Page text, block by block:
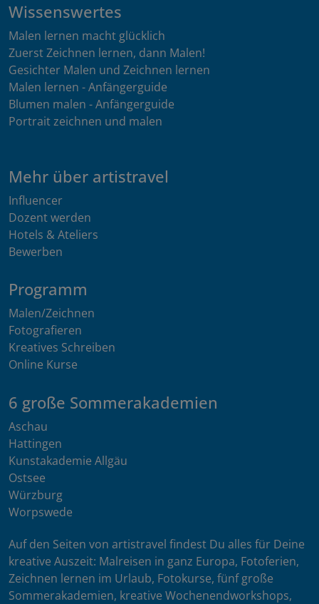
Wissenswertes
Malen lernen macht glücklich
Zuerst Zeichnen lernen, dann Malen!
Gesichter Malen und Zeichnen lernen
Malen lernen - Anfängerguide
Blumen malen - Anfängerguide
Portrait zeichnen und malen
Mehr über artistravel
Influencer
Dozent werden
Hotels & Ateliers
Bewerben
Programm
Malen/Zeichnen
Fotografieren
Kreatives Schreiben
Online Kurse
6 große Sommerakademien
Aschau
Hattingen
Kunstakademie Allgäu
Ostsee
Würzburg
Worpswede
Auf den Seiten von artistravel findest Du alles für Deine
kreative Auszeit: Malreisen in ganz Europa, Fotoferien,
Zeichnen lernen im Urlaub, Fotokurse, fünf große
Sommerakademien, kreative Wochenendworkshops,